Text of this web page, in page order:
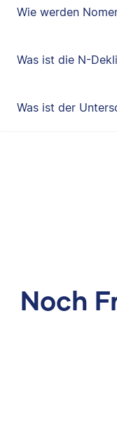
Wie werden
Was ist die N-
Was ist der
Noch